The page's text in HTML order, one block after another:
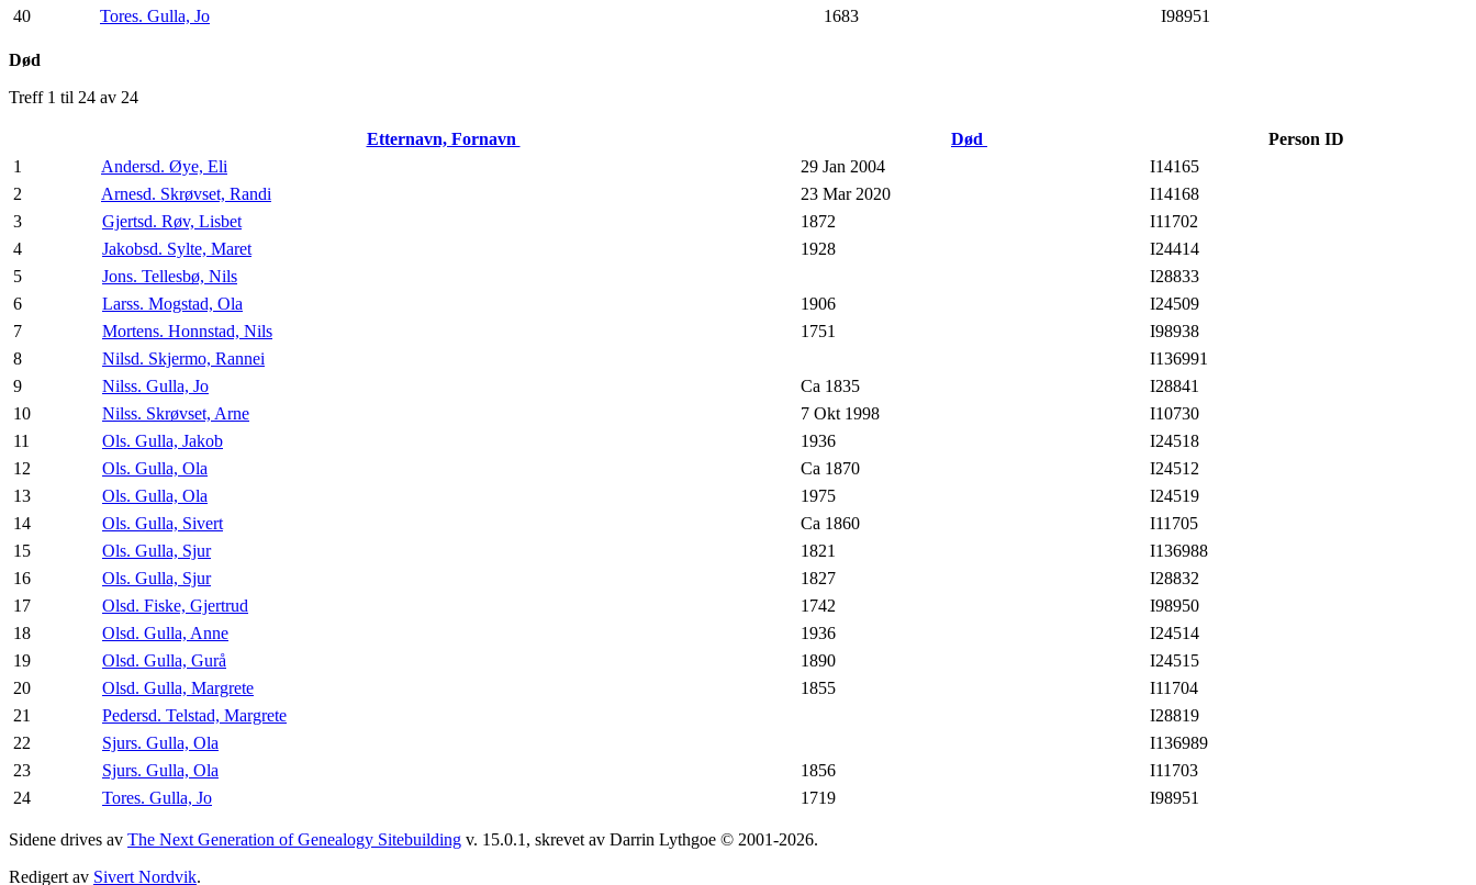
40
Tores. Gulla, Jo 1683 I98951
Død
Treff 1 til 24 av 24
Etternavn, Fornavn Død
Person ID
1
Andersd. Øye, Eli 29 Jan 2004
I14165
2
Arnesd. Skrøvset, Randi 23 Mar 2020
I14168
3
Gjertsd. Røv, Lisbet 1872
I11702
4
Jakobsd. Sylte, Maret 1928
I24414
5
Jons. Tellesbø, Nils
I28833
6
Larss. Mogstad, Ola 1906
I24509
7
Mortens. Honnstad, Nils 1751
I98938
8
Nilsd. Skjermo, Rannei
I136991
9
Nilss. Gulla, Jo Ca 1835
I28841
10
Nilss. Skrøvset, Arne 7 Okt 1998
I10730
11
Ols. Gulla, Jakob 1936
I24518
12
Ols. Gulla, Ola Ca 1870
I24512
13
Ols. Gulla, Ola 1975
I24519
14
Ols. Gulla, Sivert Ca 1860
I11705
15
Ols. Gulla, Sjur 1821
I136988
16
Ols. Gulla, Sjur 1827
I28832
17
Olsd. Fiske, Gjertrud 1742
I98950
18
Olsd. Gulla, Anne 1936
I24514
19
Olsd. Gulla, Gurå 1890
I24515
20
Olsd. Gulla, Margrete 1855
I11704
21
Pedersd. Telstad, Margrete
I28819
22
Sjurs. Gulla, Ola
I136989
23
Sjurs. Gulla, Ola 1856
I11703
24
Tores. Gulla, Jo 1719 I98951
Sidene drives av The Next Generation of Genealogy Sitebuilding v. 15.0.1, skrevet av Darrin Lythgoe © 2001-2026.
Redigert av Sivert Nordvik.